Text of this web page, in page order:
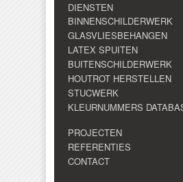
DIENSTEN
BINNENSCHILDERWERK
GLASVLIESBEHANGEN
LATEX SPUITEN
BUITENSCHILDERWERK
HOUTROT HERSTELLEN
STUCWERK
KLEURNUMMERS
PROJECTEN
REFERENTIES
CONTACT